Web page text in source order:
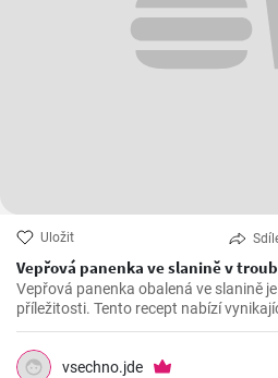
Uložit
Vepřová panenka ve slanině v
Vepřová panenka obalená ve slanině
příležitosti. Tento recept nabízí
Panenka je velmi šťavnatá a slanina
texturu a bohatou chuť.
vsechno.jde